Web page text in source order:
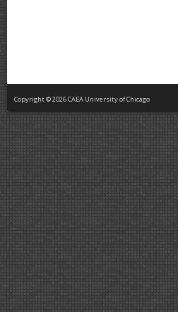
Copyright © 2026 CAEA University of Chicago